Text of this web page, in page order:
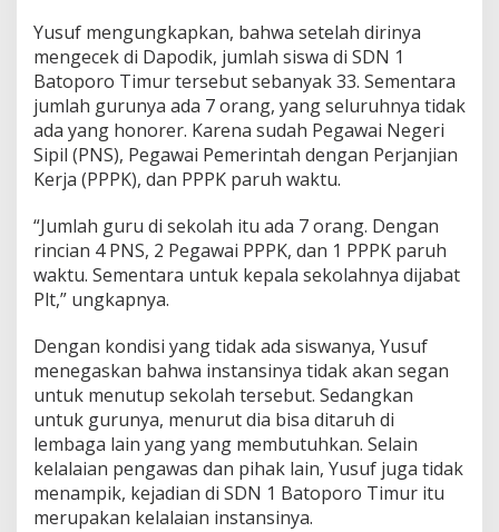
Yusuf mengungkapkan, bahwa setelah dirinya
mengecek di Dapodik, jumlah siswa di SDN 1
Batoporo Timur tersebut sebanyak 33. Sementara
jumlah gurunya ada 7 orang, yang seluruhnya tidak
ada yang honorer. Karena sudah Pegawai Negeri
Sipil (PNS), Pegawai Pemerintah dengan Perjanjian
Kerja (PPPK), dan PPPK paruh waktu.
“Jumlah guru di sekolah itu ada 7 orang. Dengan
rincian 4 PNS, 2 Pegawai PPPK, dan 1 PPPK paruh
waktu. Sementara untuk kepala sekolahnya dijabat
Plt,” ungkapnya.
Dengan kondisi yang tidak ada siswanya, Yusuf
menegaskan bahwa instansinya tidak akan segan
untuk menutup sekolah tersebut. Sedangkan
untuk gurunya, menurut dia bisa ditaruh di
lembaga lain yang yang membutuhkan. Selain
kelalaian pengawas dan pihak lain, Yusuf juga tidak
menampik, kejadian di SDN 1 Batoporo Timur itu
merupakan kelalaian instansinya.